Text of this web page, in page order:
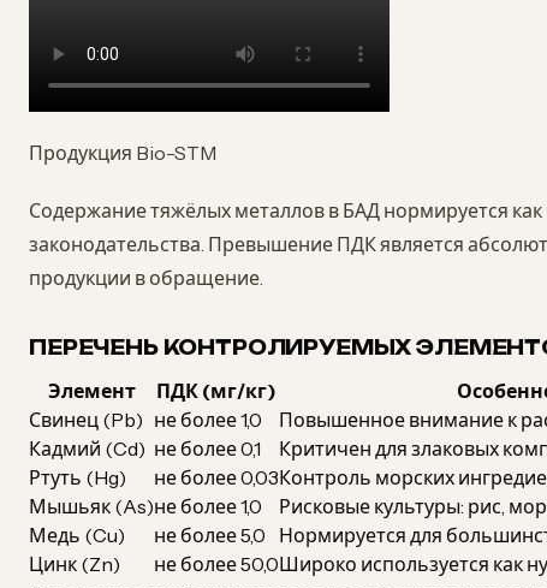
Продукция Bio-STM
Содержание тяжёлых металлов в БАД нормируется
законодательства. Превышение ПДК является
продукции в обращение.
ПЕРЕЧЕНЬ КОНТРОЛИРУЕМЫХ
Элемент
ПДК (мг/кг)
Свинец (Pb) не более 1,0
Повышенное внимание к
Кадмий (Cd) не более 0,1
Критичен для злаковых
Ртуть (Hg)
не более 0,03Контроль морских
Мышьяк (As)не более 1,0
Рисковые культуры: рис,
Медь (Cu)
не более 5,0
Нормируется для
Цинк (Zn)
не более 50,0Широко используется как